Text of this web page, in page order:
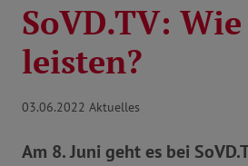
SoVD.TV:
leisten?
03.06.2022 Aktuelles
Am 8. Juni geht es bei